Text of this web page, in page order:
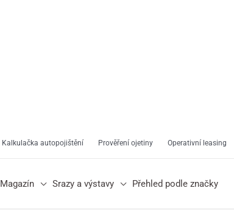
Kalkulačka autopojištění Prověření ojetiny Operativní leasing
Magazín Srazy a výstavy Přehled podle značky